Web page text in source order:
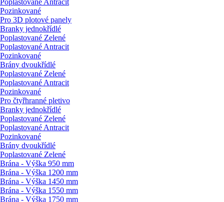
Poplastované Antracit
Pozinkované
Pro 3D plotové panely
Branky jednokřídlé
Poplastované Zelené
Poplastované Antracit
Pozinkované
Brány dvoukřídlé
Poplastované Zelené
Poplastované Antracit
Pozinkované
Pro čtyřhranné pletivo
Branky jednokřídlé
Poplastované Zelené
Poplastované Antracit
Pozinkované
Brány dvoukřídlé
Poplastované Zelené
Brána - Výška 950 mm
Brána - Výška 1200 mm
Brána - Výška 1450 mm
Brána - Výška 1550 mm
Brána - Výška 1750 mm